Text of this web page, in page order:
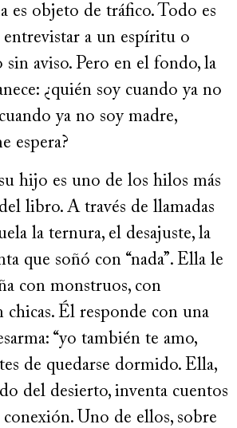
es objeto de tráfico. Todo es
a un espíritu o
sin aviso. Pero en el fondo, la
¿quién soy cuando ya no
ya no soy madre,
espera?
hijo es uno de los hilos más
libro. A través de llamadas
la ternura, el desajuste, la
que soñó con “nada”. Ella le
con monstruos, con
chicas. Él responde con una
“yo también te amo,
de quedarse dormido. Ella,
del desierto, inventa cuentos
conexión. Uno de ellos, sobre